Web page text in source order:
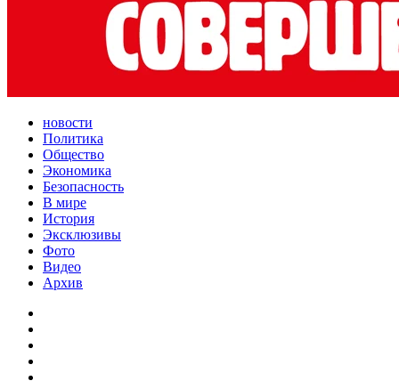
новости
Политика
Общество
Экономика
Безопасность
В мире
История
Эксклюзивы
Фото
Видео
Архив